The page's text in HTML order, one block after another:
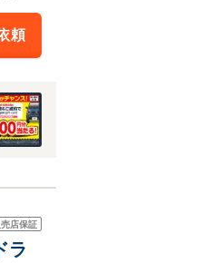
頼
店保証
ラ